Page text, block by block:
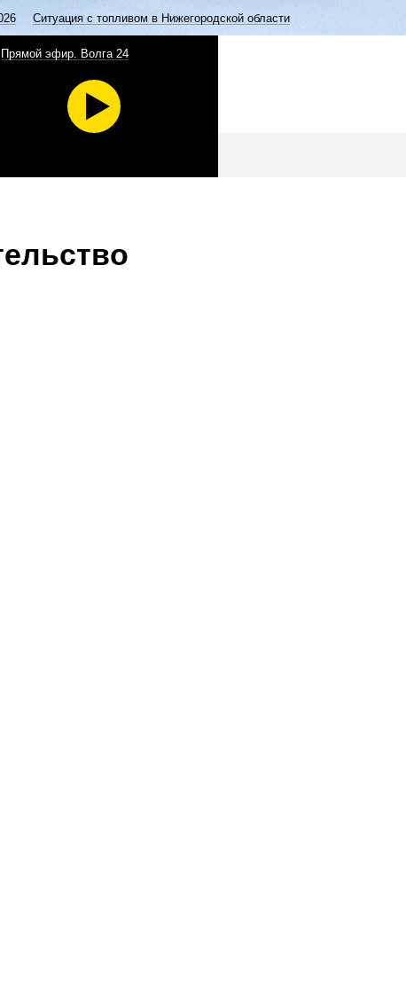
Ситуация с топливом в Нижегородской области
Прямой эфир. Волга 24